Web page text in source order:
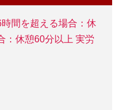
間を超える場合：休
：休憩60分以上 実労